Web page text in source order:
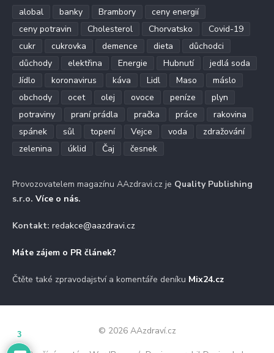
alobal banky Brambory
ceny energií
ceny potravin
Cholesterol Chorvatsko
Covid-19
cukr
cukrovka demence dieta
důchodci
důchody
elektřina Energie Hubnutí
jedlá soda
Jídlo
koronavirus káva Lidl Maso
máslo
obchody
ocet olej ovoce peníze
plyn
potraviny
praní prádla pračka práce
rakovina
spánek
sůl topení Vejce voda
zdražování
zelenina
úklid Čaj česnek
Provozovatelem magazínu AAzdravi.cz je Quality Publishing
s.r.o. Více o nás.
Kontakt: redakce@aazdravi.cz
Máte zájem o PR článek?
Čtěte také zpravodajství a komentáře deníku Mix24.cz
© 2026 AAzdraví.cz
3